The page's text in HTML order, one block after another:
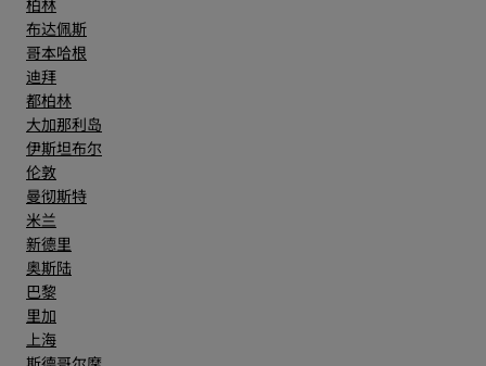
布达佩斯
哥本哈根
迪拜
都柏林
大加那利岛
伊斯坦布尔
伦敦
曼彻斯特
米兰
新德里
奥斯陆
巴黎
里加
上海